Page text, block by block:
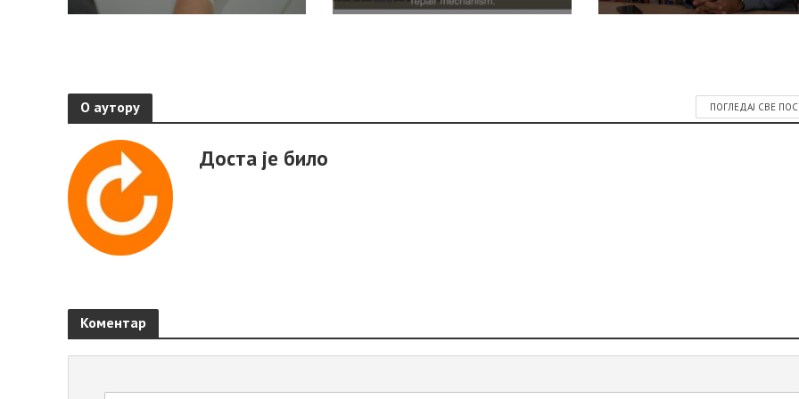
О аутору ПОГЛЕДАЈ СВЕ
Доста је било
Коментар